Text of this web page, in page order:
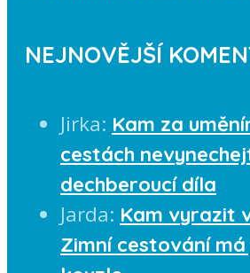
NEJNOVĚJŠÍ
Jirka: Kam za
cestách
dechberoucí díla
Jarda: Kam vyrazit
Zimní cestování